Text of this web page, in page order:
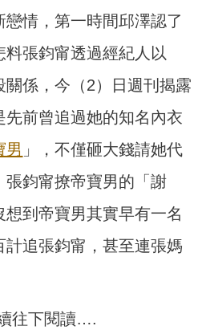
戀情，第一時間邱澤認了
料張鈞甯透過經紀人以
關係，今（2）日週刊揭露
先前曾追過她的知名內衣
男 」，不僅砸大錢請她代
張鈞甯撩帝寶男的「謝
到帝寶男其實早有一名
計追張鈞甯，甚至連張媽
往下閱讀….